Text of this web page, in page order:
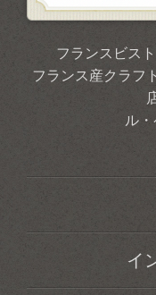
フランスビス
フランス産クラフ
ル
イ